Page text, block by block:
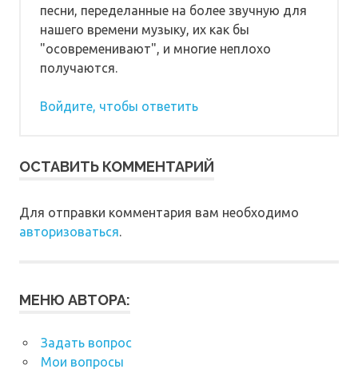
песни, переделанные на более звучную для
нашего времени музыку, их как бы
"осовременивают", и многие неплохо
получаются.
Войдите, чтобы ответить
ОСТАВИТЬ КОММЕНТАРИЙ
Для отправки комментария вам необходимо
авторизоваться.
МЕНЮ АВТОРА:
Задать вопрос
Мои вопросы